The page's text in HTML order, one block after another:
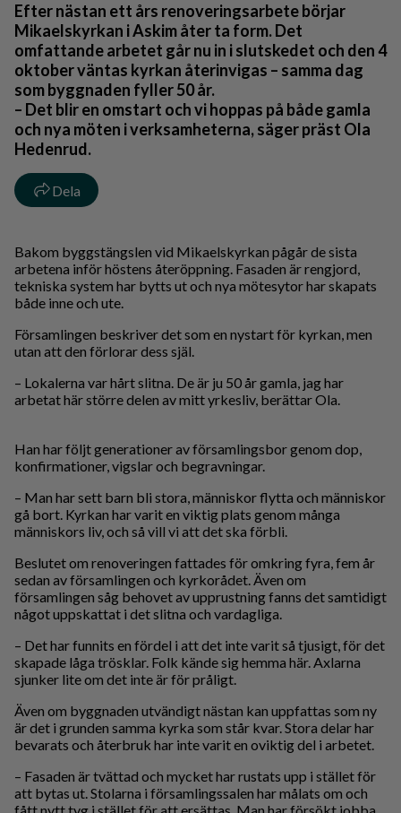
Efter nästan ett års renoveringsarbete börjar
Mikaelskyrkan i Askim åter ta form. Det
omfattande arbetet går nu in i slutskedet och den 4
oktober väntas kyrkan återinvigas – samma dag
som byggnaden fyller 50 år.
– Det blir en omstart och vi hoppas på både gamla
och nya möten i verksamheterna, säger präst Ola
Hedenrud.
Dela
Bakom byggstängslen vid Mikaelskyrkan pågår de sista
arbetena inför höstens återöppning. Fasaden är rengjord,
tekniska system har bytts ut och nya mötesytor har skapats
både inne och ute.
Församlingen beskriver det som en nystart för kyrkan, men
utan att den förlorar dess själ.
– Lokalerna var hårt slitna. De är ju 50 år gamla, jag har
arbetat här större delen av mitt yrkesliv, berättar Ola.
Han har följt generationer av församlingsbor genom dop,
konfirmationer, vigslar och begravningar.
– Man har sett barn bli stora, människor flytta och människor
gå bort. Kyrkan har varit en viktig plats genom många
människors liv, och så vill vi att det ska förbli.
Beslutet om renoveringen fattades för omkring fyra, fem år
sedan av församlingen och kyrkorådet. Även om
församlingen såg behovet av upprustning fanns det samtidigt
något uppskattat i det slitna och vardagliga.
– Det har funnits en fördel i att det inte varit så tjusigt, för det
skapade låga trösklar. Folk kände sig hemma här. Axlarna
sjunker lite om det inte är för pråligt.
Även om byggnaden utvändigt nästan kan uppfattas som ny
är det i grunden samma kyrka som står kvar. Stora delar har
bevarats och återbruk har inte varit en oviktig del i arbetet.
– Fasaden är tvättad och mycket har rustats upp i stället för
att bytas ut. Stolarna i församlingssalen har målats om och